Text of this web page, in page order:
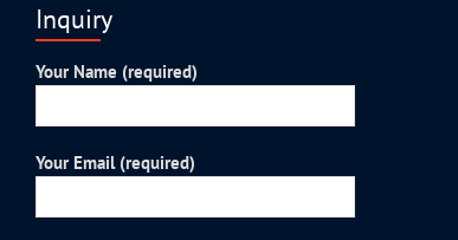
Inquiry
Your Name (required)
Your Email (required)